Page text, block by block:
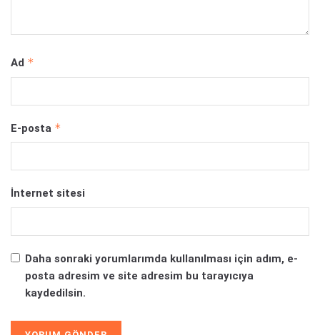
Ad *
E-posta *
İnternet sitesi
Daha sonraki yorumlarımda kullanılması için adım, e-
posta adresim ve site adresim bu tarayıcıya
kaydedilsin.